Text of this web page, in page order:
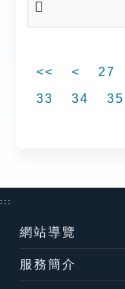
𨤎
<< < 27
33
34 35
:::
網站導覽
服務簡介